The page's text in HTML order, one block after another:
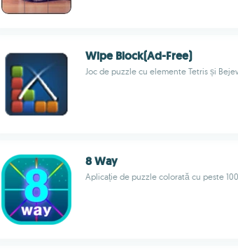
Wipe Block(Ad-Free)
Joc de puzzle cu elemente Tetris și
8 Way
Aplicație de puzzle colorată cu peste